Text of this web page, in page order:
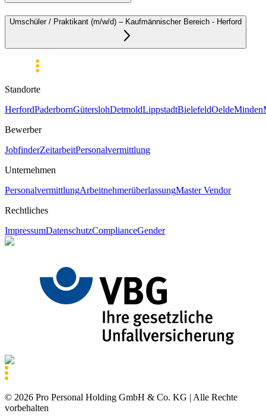
Umschüler / Praktikant (m/w/d) – Kaufmännischer Bereich - Herford
Standorte
HerfordPaderbornGüterslohDetmoldLippstadtBielefeldOeldeMinden
Bewerber
JobfinderZeitarbeitPersonalvermittlung
Unternehmen
PersonalvermittlungArbeitnehmerüberlassungMaster Vendor
Rechtliches
ImpressumDatenschutzComplianceGender
© 2026 Pro Personal Holding GmbH & Co. KG | Alle Rechte
vorbehalten